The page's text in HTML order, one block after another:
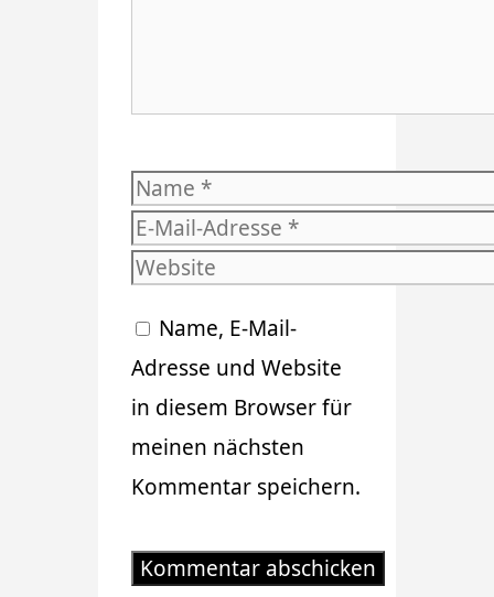
Name
E-
Mail-
Website
Name, E-Mail-
Adresse und Website
in diesem Browser für
meinen nächsten
Kommentar speichern.